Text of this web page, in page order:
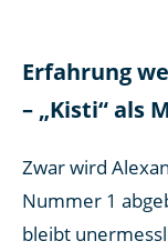
Erfahrung
– „Kisti“ als
Zwar wird
Nummer 1
bleibt